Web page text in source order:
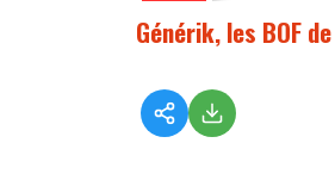
Générik, les BOF